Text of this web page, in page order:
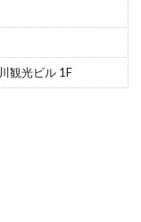
観光ビル 1F